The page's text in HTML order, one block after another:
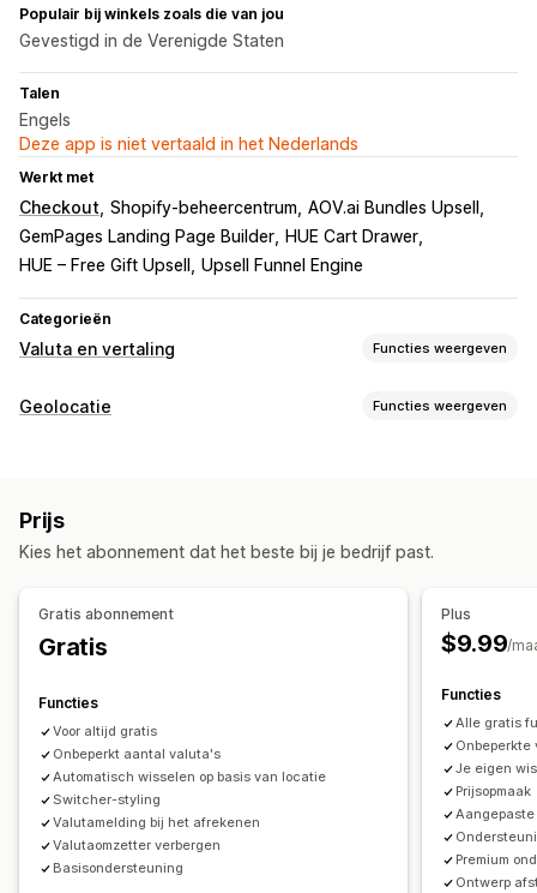
Populair bij winkels zoals die van jou
Gevestigd in de Verenigde Staten
Talen
Engels
Deze app is niet vertaald in het Nederlands
Werkt met
Checkout Shopify-beheercentrum AOV.ai Bundles Upsell
GemPages Landing Page Builder
HUE Cart Drawer
HUE – Free Gift Upsell
Upsell Funnel Engine
Categorieën
Valuta en vertaling Functies weergeven
Valutaconversie
Vertaling
Auto-redirect
Ontwerp van wisselaar
Geolocatie Functies weergeven
Omleidingen
Lokalisatie-instellingen
Valutawisselaar
Prijs
Kies het abonnement dat het beste bij je bedrijf past.
Gratis abonnement
Gratis
Functies
Voor altijd gratis
Onbeperkt aantal valuta's
Automatisch wisselen op basis van locatie
Switcher-styling
Valutamelding bij het afrekenen
Valutaomzetter verbergen
Basisondersteuning
Plus
$9.99/
Functies
Alle gratis
Je eigen
Prijsopmaak
Premium
Ontwerp